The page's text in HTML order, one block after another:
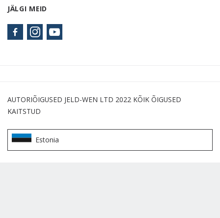
JÄLGI MEID
AUTORIÕIGUSED JELD-WEN LTD 2022 KÕIK ÕIGUSED
KAITSTUD
Estonia